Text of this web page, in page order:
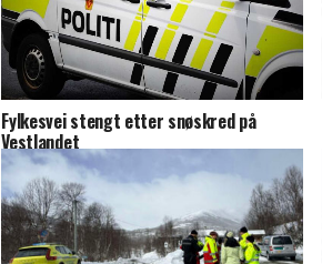
Fylkesvei stengt etter snøskred på
Vestlandet